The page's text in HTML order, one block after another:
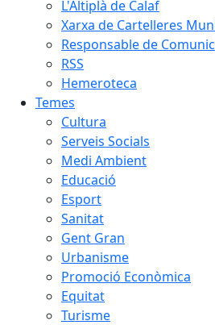
L'Altiplà de Calaf
Xarxa de Cartelleres
Responsable de
RSS
Hemeroteca
Temes
Cultura
Serveis Socials
Medi Ambient
Educació
Esport
Sanitat
Gent Gran
Urbanisme
Promoció Econòmica
Equitat
Turisme